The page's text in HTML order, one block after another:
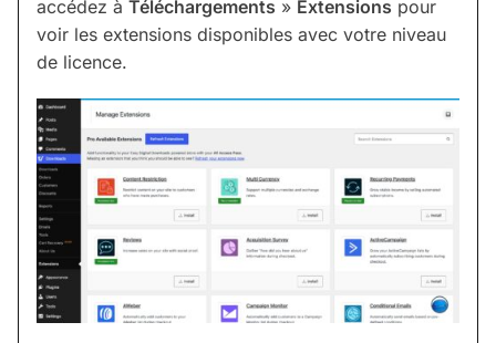
accédez à Téléchargements » Extensions pour
voir les extensions disponibles avec votre niveau
de licence.